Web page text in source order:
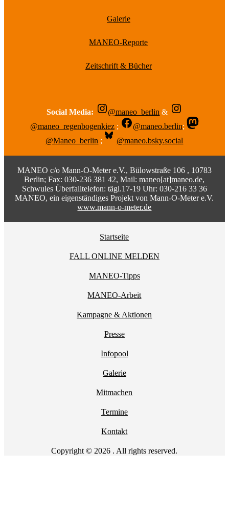
Galerie
MANEO-Reporte
Zeitschrift & Bücher
Social Media: @maneo_berlin &
@maneo_regenbogenkiez ; @maneo.berlin;
@Maneo_berlin ; @maneo.bsky.social
MANEO c/o Mann-O-Meter e.V., Bülowstraße 106 , 10783
Berlin; Fax: 030-236 381 42, Mail:maneo[at]maneo.de,
Schwules Überfalltelefon: tägl.17-19 Uhr: 030-216 33 36
MANEO, ein eigenständiges Projekt von Mann-O-Meter e.V.
www.mann-o-meter.de
Startseite
FALL ONLINE MELDEN
MANEO-Tipps
MANEO-Arbeit
Kampagne & Aktionen
Presse
Infopool
Galerie
Mitmachen
Termine
Kontakt
Copyright © 2026 . All rights reserved.